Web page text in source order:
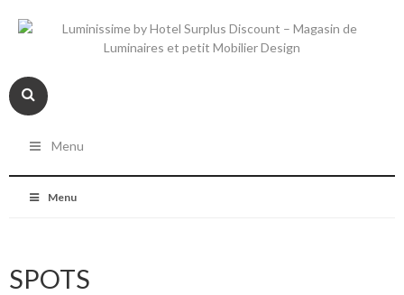
Menu
Menu
SPOTS